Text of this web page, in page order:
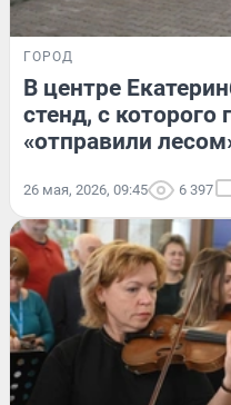
ГОРОД
В центре
стенд, с
«отправили
26 мая, 2026, 09:45 6 397